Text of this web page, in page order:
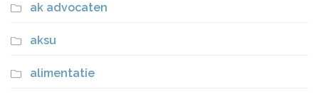
ak advocaten
aksu
alimentatie